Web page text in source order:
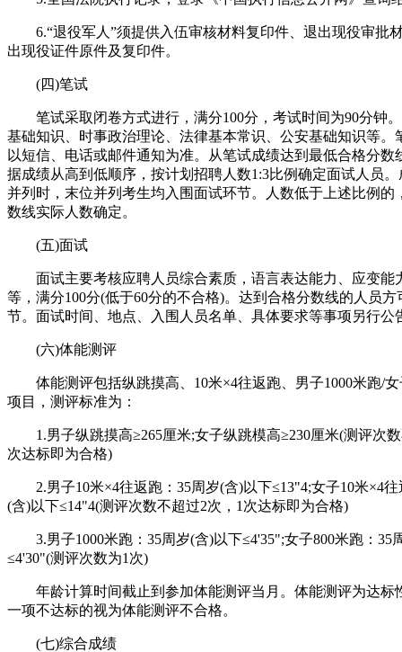
6.“退役军人”须提供入伍审核材料复印件、退出现役审批
出现役证件原件及复印件。
(四)笔试
笔试采取闭卷方式进行，满分100分，考试时间为90分钟
基础知识、时事政治理论、法律基本常识、公安基础知识等。
以短信、电话或邮件通知为准。从笔试成绩达到最低合格分数
据成绩从高到低顺序，按计划招聘人数1:3比例确定面试人员
并列时，末位并列考生均入围面试环节。人数低于上述比例的
数线实际人数确定。
(五)面试
面试主要考核应聘人员综合素质，语言表达能力、应变能
等，满分100分(低于60分的不合格)。达到合格分数线的人员方
节。面试时间、地点、入围人员名单、具体要求等事项另行公
(六)体能测评
体能测评包括纵跳摸高、10米×4往返跑、男子1000米跑/女
项目，测评标准为：
1.男子纵跳摸高≥265厘米;女子纵跳模高≥230厘米(测评次数
次达标即为合格)
2.男子10米×4往返跑：35周岁(含)以下≤13"4;女子10米×4往
(含)以下≤14"4(测评次数不超过2次，1次达标即为合格)
3.男子1000米跑：35周岁(含)以下≤4'35";女子800米跑：35
≤4'30"(测评次数为1次)
年龄计算时间截止到参加体能测评当月。体能测评为达标
一项不达标的视为体能测评不合格。
(七)综合成绩